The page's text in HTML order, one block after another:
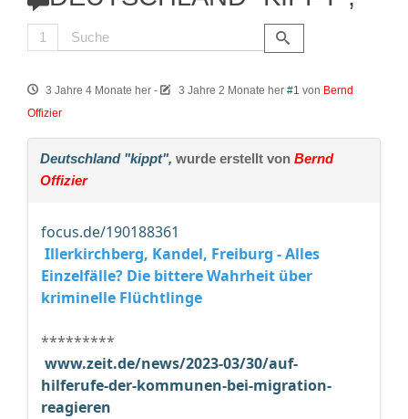
1
3 Jahre 4 Monate her - 3 Jahre 2 Monate her #1 von Bernd
Offizier
Deutschland "kippt", wurde erstellt von Bernd
Offizier
focus.de/190188361
Illerkirchberg, Kandel, Freiburg - Alles
Einzelfälle? Die bittere Wahrheit über
kriminelle Flüchtlinge
*********
www.zeit.de/news/2023-03/30/auf-
hilferufe-der-kommunen-bei-migration-
reagieren